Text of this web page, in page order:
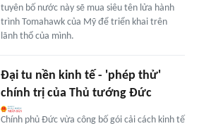
tuyên bố nước này sẽ mua siêu tên lửa hành
trình Tomahawk của Mỹ để triển khai trên
lãnh thổ của mình.
Đại tu nền kinh tế - 'phép thử'
chính trị của Thủ tướng Đức
Chính phủ Đức vừa công bố gói cải cách kinh tế